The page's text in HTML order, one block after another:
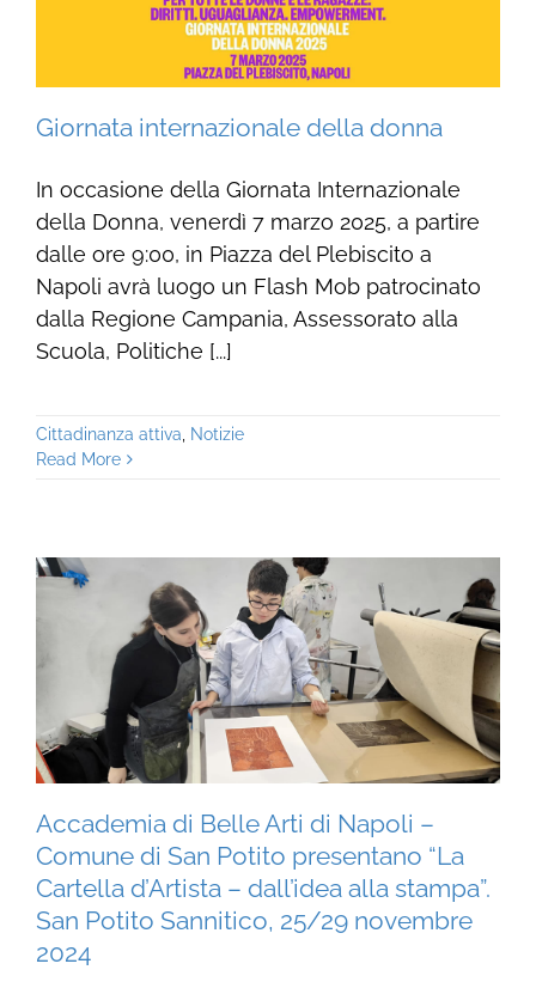
Giornata internazionale della donna
In occasione della Giornata Internazionale
della Donna, venerdì 7 marzo 2025, a partire
dalle ore 9:00, in Piazza del Plebiscito a
Napoli avrà luogo un Flash Mob patrocinato
dalla Regione Campania, Assessorato alla
Scuola, Politiche [...]
Cittadinanza attiva
Notizie
Read More
Accademia di Belle Arti di Napoli –
Comune di San Potito presentano “La
Cartella d’Artista – dall’idea alla stampa”.
San Potito Sannitico, 25/29 novembre
2024